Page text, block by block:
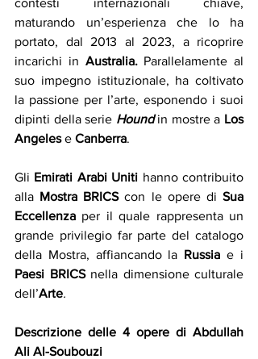
contesti internazionali chiave,
maturando un’esperienza che lo ha
portato, dal 2013 al 2023, a ricoprire
incarichi in Australia. Parallelamente al
suo impegno istituzionale, ha coltivato
la passione per l’arte, esponendo i suoi
dipinti della serie Hound in mostre a Los
Angeles e Canberra.
Gli Emirati Arabi Uniti hanno contribuito
alla Mostra BRICS con le opere di Sua
Eccellenza per il quale rappresenta un
grande privilegio far parte del catalogo
della Mostra, affiancando la Russia
Paesi BRICS nella dimensione culturale
dell’Arte.
Descrizione delle 4 opere di Abdullah
Ali Al-Soubouzi